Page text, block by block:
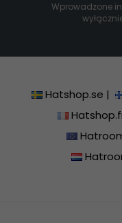
Wprowadzone
Hatshop.se |